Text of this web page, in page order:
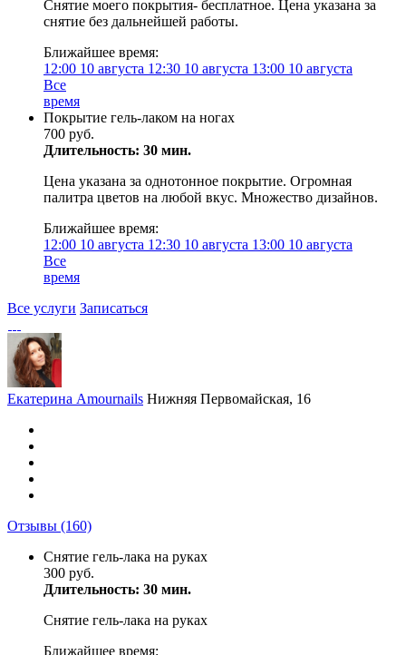
Снятие моего покрытия- бесплатное. Цена указана за
снятие без дальнейшей работы.
Ближайшее время:
12:00 10 августа 12:30 10 августа 13:00 10 августа
Все
время
Покрытие гель-лаком на ногах
700 руб.
Длительность: 30 мин.
Цена указана за однотонное покрытие. Огромная
палитра цветов на любой вкус. Множество дизайнов.
Ближайшее время:
12:00 10 августа 12:30 10 августа 13:00 10 августа
Все
время
Все услуги Записаться
Екатерина Amournails Нижняя Первомайская, 16
Отзывы (160)
Снятие гель-лака на руках
300 руб.
Длительность: 30 мин.
Снятие гель-лака на руках
Ближайшее время: